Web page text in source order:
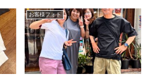
お客様フォト